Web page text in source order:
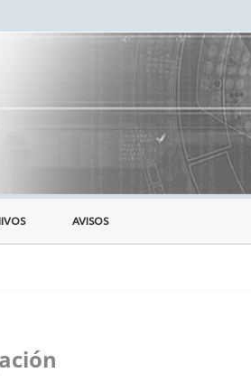
AVISOS